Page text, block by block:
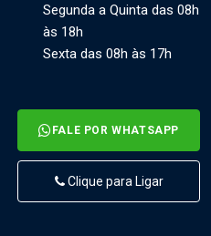
Segunda a Quinta das 08h
às 18h
Sexta das 08h às 17h
FALE POR WHATSAPP
Clique para Ligar